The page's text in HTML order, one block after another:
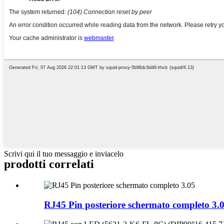
Scrivi qui il tuo messaggio e inviacelo
prodotti correlati
RJ45 Pin posteriore schermato completo